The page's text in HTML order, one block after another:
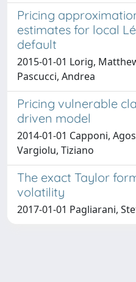
Pricing
estimates for local
default
2015-01-01 Lorig,
Pascucci, Andrea
Pricing vulnerable
driven model
2014-01-01 Capponi,
Vargiolu, Tiziano
The exact Taylor
volatility
2017-01-01 Pagliarani,